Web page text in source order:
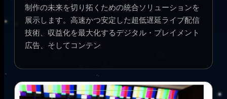
制作の未来を切り拓くための統合ソリューションを
展示します。高速かつ安定した超低遅延ライブ配信
技術、収益化を最大化するデジタル・プレイメント
広告、そしてコンテン